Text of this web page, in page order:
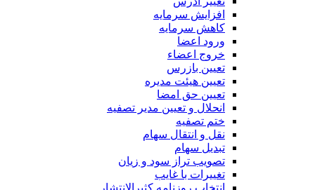
افزایش سرمایه
کاهش سرمایه
ورود اعضا
خروج اعضاء
تعیین بازرس
تعیین هیئت مدیره
تعیین حق امضا
انحلال و تعیین مدیر تصفیه
ختم تصفیه
نقل و انتقال سهام
تبدیل سهام
تصویب تراز سود و زیان
تغییرات با غایب
انتخاب روزنامه کثیرالانتشار